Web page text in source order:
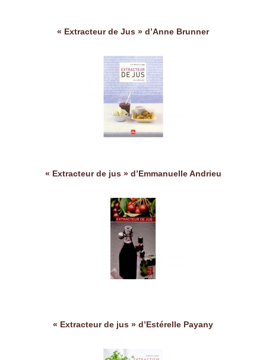
« Extracteur de Jus » d’Anne Brunner
« Extracteur de jus » d’Emmanuelle Andrieu
« Extracteur de jus » d’Estérelle Payany